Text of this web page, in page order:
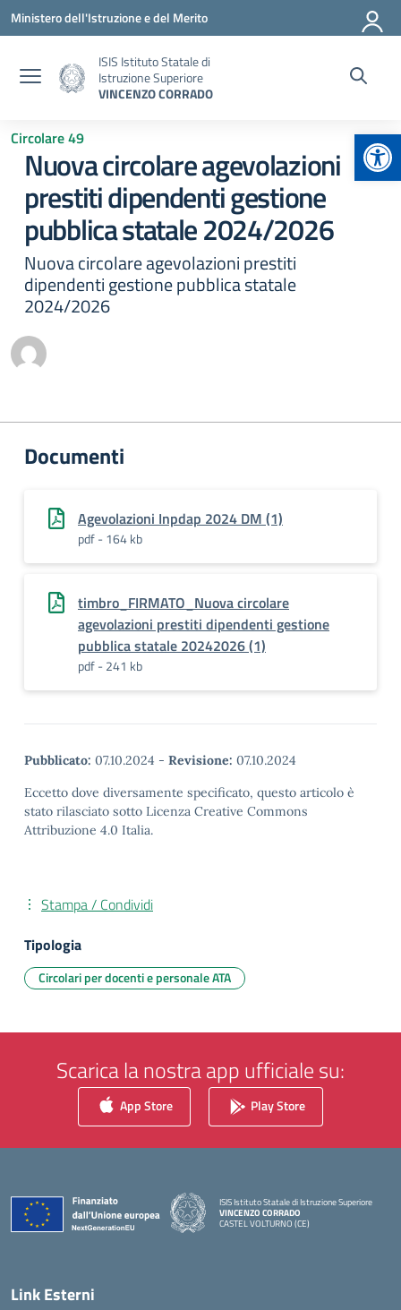
Vai ai contenuti
Vai al menu di navigazione
Vai al footer
Ministero dell'Istruzione e del Merito
ISIS Istituto Statale di
Istruzione Superiore
VINCENZO CORRADO
Circolare 49
Nuova circolare agevolazioni
prestiti dipendenti gestione
pubblica statale 2024/2026
Nuova circolare agevolazioni prestiti
dipendenti gestione pubblica statale
2024/2026
Documenti
Agevolazioni Inpdap 2024 DM (1)
pdf - 164 kb
timbro_FIRMATO_Nuova circolare
agevolazioni prestiti dipendenti gestione
pubblica statale 20242026 (1)
pdf - 241 kb
Pubblicato: 07.10.2024 - Revisione: 07.10.2024
Eccetto dove diversamente specificato, questo articolo è
stato rilasciato sotto Licenza Creative Commons
Attribuzione 4.0 Italia.
Stampa / Condividi
Tipologia
Circolari per docenti e personale ATA
Scarica la nostra app ufficiale su:
App Store Play Store
ISIS Istituto Statale di Istruzione Superiore
VINCENZO CORRADO
CASTEL VOLTURNO (CE)
Link Esterni